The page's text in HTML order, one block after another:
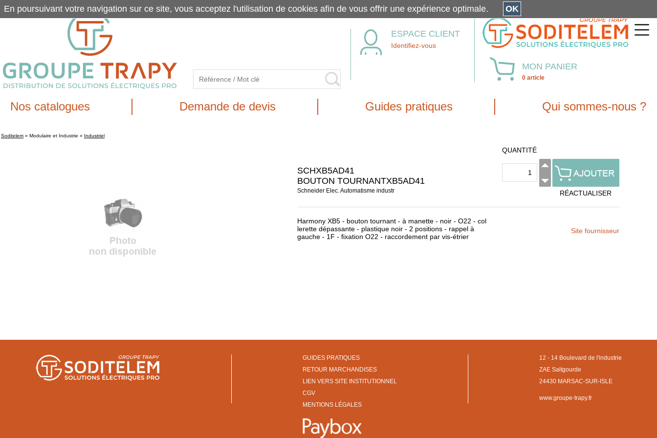
ESPACE CLIENT
Identifiez-vous
MON PANIER
0 article
Nos catalogues Demande de devis Guides pratiques Qui sommes-nous ?
Soditelem » Modulaire et Industrie » Industriel
SCHXB5AD41
BOUTON TOURNANTXB5AD41
Schneider Elec. Automatisme industr
QUANTITÉ
RÉACTUALISER
Harmony XB5 - bouton tournant - à manette - noir - O22 - col
lerette dépassante - plastique noir - 2 positions - rappel à
gauche - 1F - fixation O22 - raccordement par vis-étrier
Site fournisseur
GUIDES PRATIQUES
RETOUR MARCHANDISES
LIEN VERS SITE INSTITUTIONNEL
CGV
MENTIONS LÉGALES
12 - 14 Boulevard de l'industrie
ZAE Saltgourde
24430 MARSAC-SUR-ISLE
www.groupe-trapy.fr
En poursuivant votre navigation sur ce site, vous acceptez l'utilisation de cookies afin de vous offrir une expérience optimale. OK